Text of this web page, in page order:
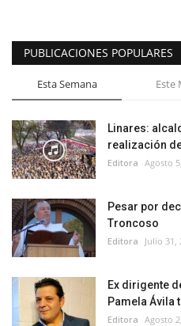
PUBLICACIONES POPULARES
Esta Semana Este
Linares:
realización
Editora Agosto
Pesar por
Troncoso
Editora Julio 31,
Ex dirigente
Pamela Ávila
Editora Agosto